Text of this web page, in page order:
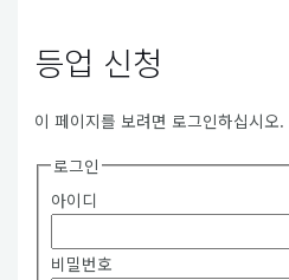
등업 신청
이 페이지를 보려면 로그인하십시오.
로그인
아이디
비밀번호